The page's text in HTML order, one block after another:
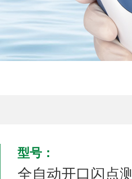
型号：
全自动开口闪点